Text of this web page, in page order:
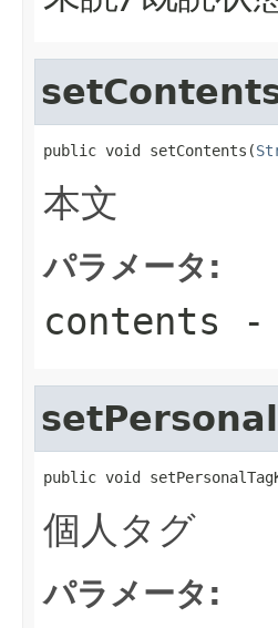
public void setContents(
本文
パラメータ:
contents -
public void
個人タグ
パラメータ: